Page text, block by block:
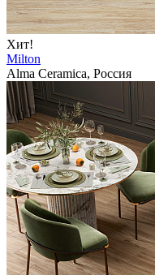
Хит!
Milton
Alma Ceramica, Россия